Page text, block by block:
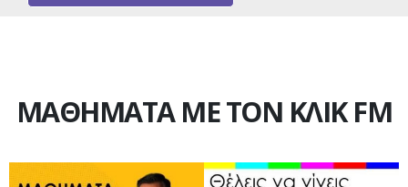
ΜΑΘΗΜΑΤΑ ΜΕ ΤΟΝ ΚΛΙΚ FM